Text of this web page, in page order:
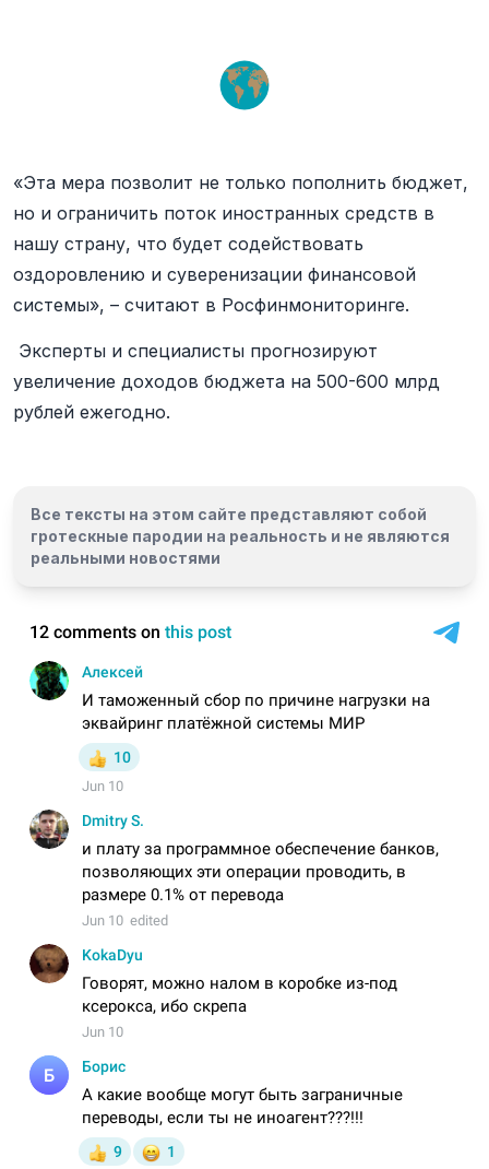
«Эта мера позволит не только пополнить бюджет,
но и ограничить поток иностранных средств в
нашу страну, что будет содействовать
оздоровлению и суверенизации финансовой
системы», – считают в Росфинмониторинге.
Эксперты и специалисты прогнозируют
увеличение доходов бюджета на 500-600 млрд
рублей ежегодно.
Все тексты на этом сайте представляют собой
гротескные пародии на реальность и не являются
реальными новостями